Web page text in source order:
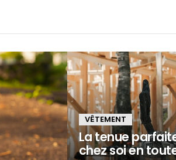
VÊTEMENT
La tenue
chez soi en